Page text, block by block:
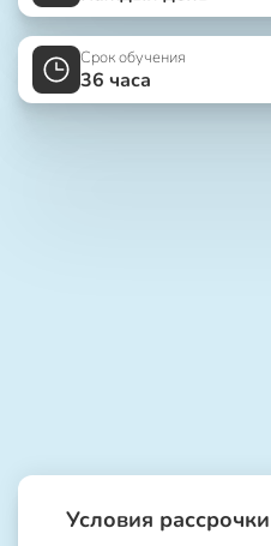
Срок обучения
36 часа
Условия рассрочки